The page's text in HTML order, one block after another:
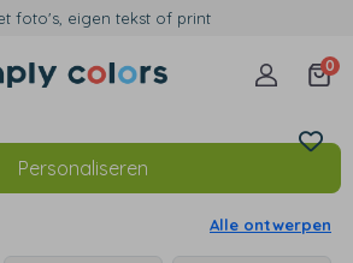
foto's, eigen tekst of print
0
Personaliseren
Alle ontwerpen